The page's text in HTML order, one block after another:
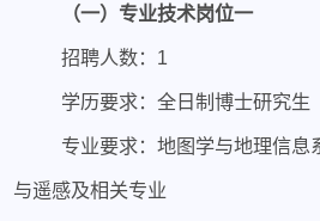
（一）专业技术岗位一
招聘人数：1
学历要求：全日制博士研究生
专业要求：地图学与地理信息
与遥感及相关专业